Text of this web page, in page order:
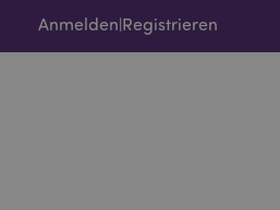
Anmelden|Registrieren